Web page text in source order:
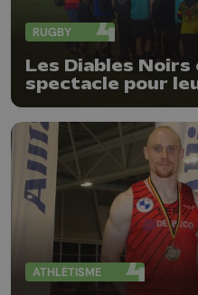
RUGBY
Les Diables
spectacle pour
ATHLÉTISME